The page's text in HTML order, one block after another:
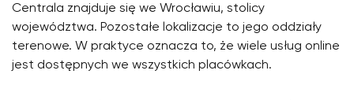
Centrala znajduje się we Wrocławiu, stolicy
województwa. Pozostałe lokalizacje to jego oddziały
terenowe. W praktyce oznacza to, że wiele usług online
jest dostępnych we wszystkich placówkach.